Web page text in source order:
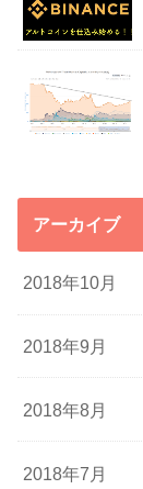
アーカイブ
2018年10月
2018年9月
2018年8月
2018年7月